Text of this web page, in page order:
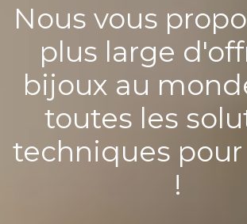
Nous vous
plus large
bijoux au
toutes les
techniques pour
!